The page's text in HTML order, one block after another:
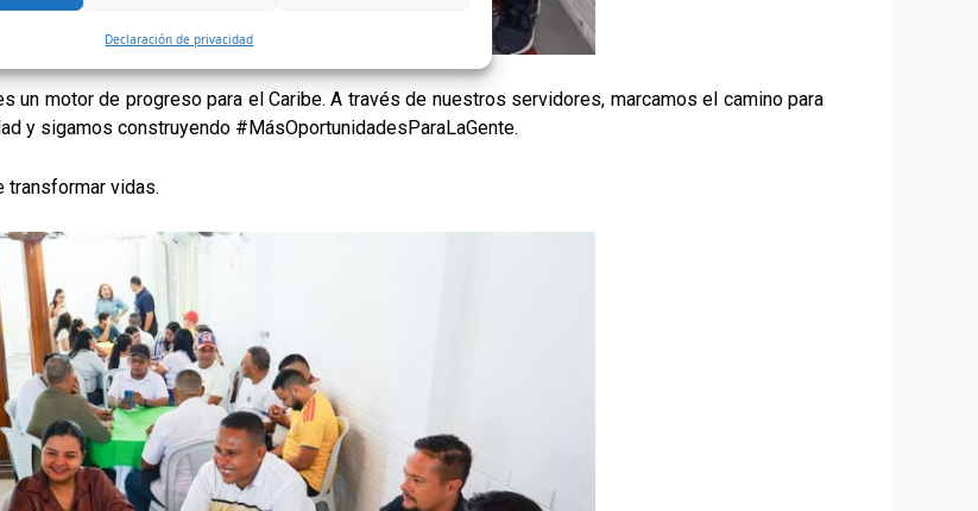
Declaración de privacidad
un motor de progreso para el Caribe. A través de nuestros servidores, marcamos el camino para
y sigamos construyendo #MásOportunidadesParaLaGente.
transformar vidas.